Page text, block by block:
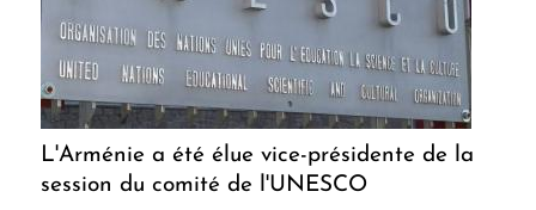
L'Arménie a été élue vice-présidente de la
session du comité de l'UNESCO